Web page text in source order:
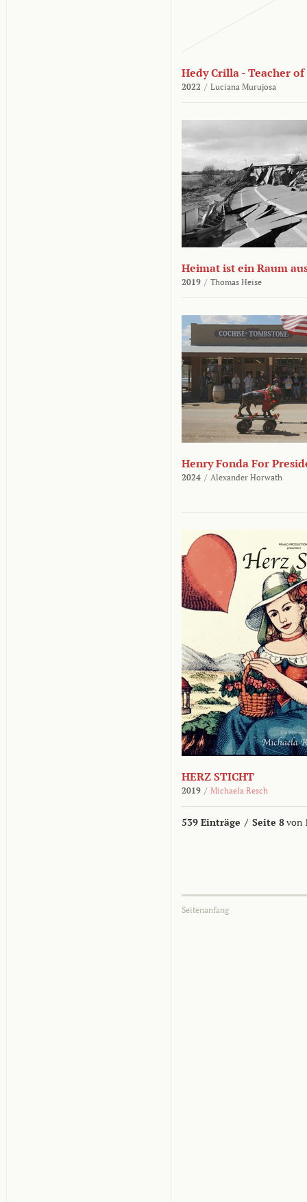
Hedy Crilla - Teacher
2022 / Luciana Murujosa
Heimat ist ein Raum
2019 / Thomas Heise
Henry Fonda For
2024 / Alexander Horwath
HERZ STICHT
2019 / Michaela Resch
539 Einträge / Seite 8von
Seitenanfang